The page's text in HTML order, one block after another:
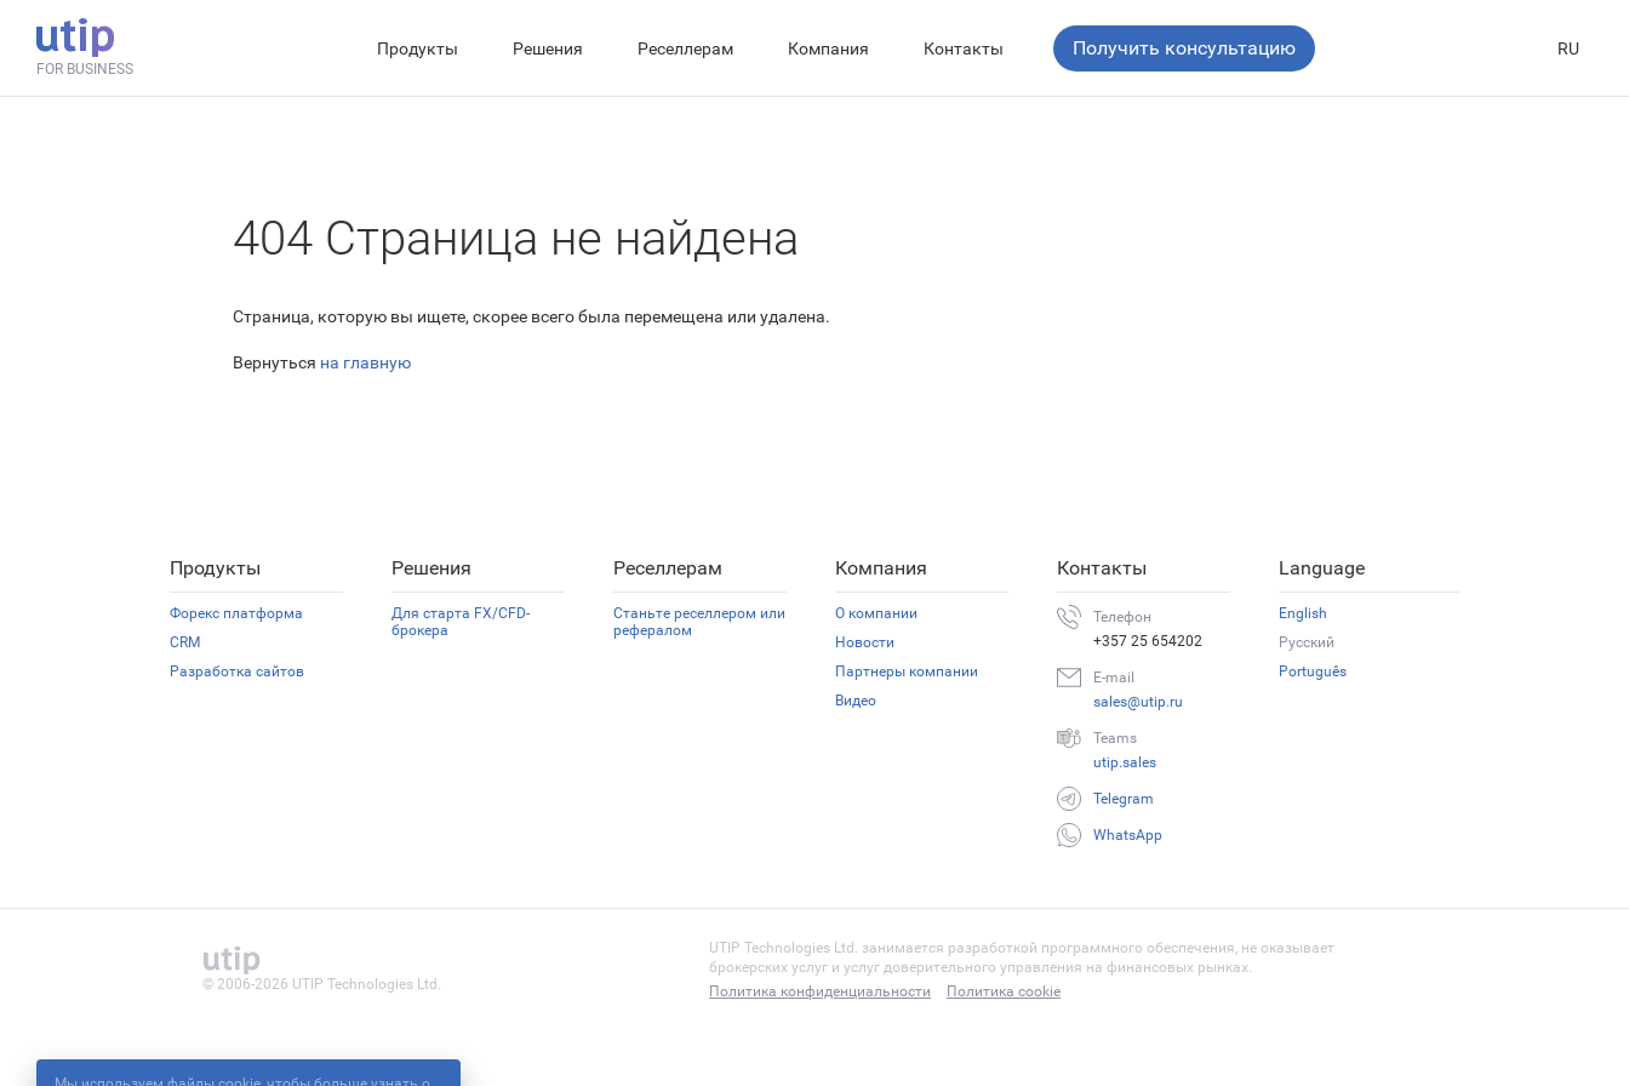
FOR BUSINESS
Продукты Решения Реселлерам Компания Контакты Получить консультацию RU
404 Страница не найдена
Страница, которую вы ищете, скорее всего была перемещена или удалена.
Вернуться на главную
Продукты
Форекс платформа
CRM
Разработка сайтов
Решения
Для старта FX/CFD-
брокера
Реселлерам
Станьте реселлером или
рефералом
Компания
О компании
Новости
Партнеры компании
Видео
Контакты
Телефон
+357 25 654202
E-mail
sales@utip.ru
Teams
utip.sales
Telegram
WhatsApp
Language
English
Русский
Português
© 2006-2026 UTIP Technologies Ltd.
UTIP Technologies Ltd. занимается разработкой программного обеспечения, не оказывает
брокерских услуг и услуг доверительного управления на финансовых рынках.
Политика конфиденциальности
Политика cookie